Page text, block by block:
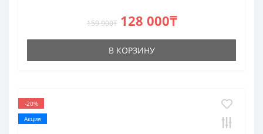
159 900₸ 128 000₸
В КОРЗИНУ
-20%
Акция